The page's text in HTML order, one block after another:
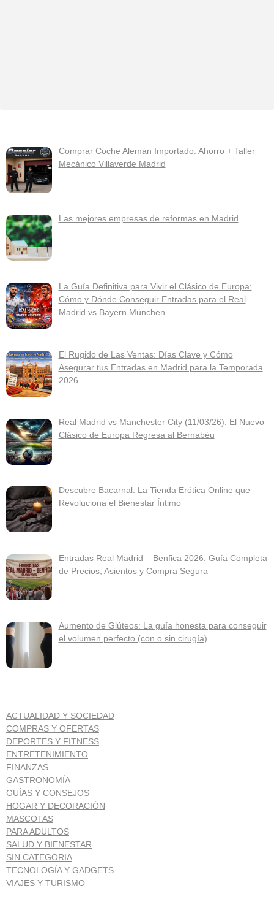
Comprar Coche Alemán Importado: Ahorro + Taller
Mecánico Villaverde Madrid
Las mejores empresas de reformas en Madrid
La Guía Definitiva para Vivir el Clásico de Europa:
Cómo y Dónde Conseguir Entradas para el Real
Madrid vs Bayern München
El Rugido de Las Ventas: Días Clave y Cómo
Asegurar tus Entradas en Madrid para la Temporada
2026
Real Madrid vs Manchester City (11/03/26): El Nuevo
Clásico de Europa Regresa al Bernabéu
Descubre Bacarnal: La Tienda Erótica Online que
Revoluciona el Bienestar Íntimo
Entradas Real Madrid – Benfica 2026: Guía Completa
de Precios, Asientos y Compra Segura
Aumento de Glúteos: La guía honesta para conseguir
el volumen perfecto (con o sin cirugía)
ACTUALIDAD Y SOCIEDAD
COMPRAS Y OFERTAS
DEPORTES Y FITNESS
ENTRETENIMIENTO
FINANZAS
GASTRONOMÍA
GUÍAS Y CONSEJOS
HOGAR Y DECORACIÓN
MASCOTAS
PARA ADULTOS
SALUD Y BIENESTAR
SIN CATEGORIA
TECNOLOGÍA Y GADGETS
VIAJES Y TURISMO